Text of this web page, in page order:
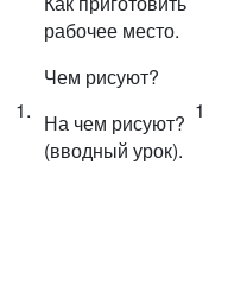
1.
рабочее место.
Чем рисуют?
На чем рисуют?
(вводный урок).
1